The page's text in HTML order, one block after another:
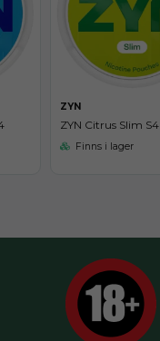
ZYN
ZYN Citrus Slim S4
Finns i lager